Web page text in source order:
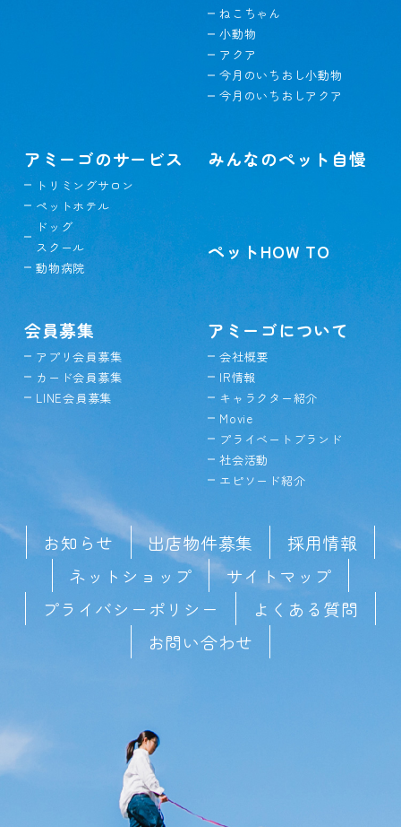
ねこちゃん
小動物
アクア
今月のいちおし小動物
今月のいちおしアクア
アミーゴのサービス
トリミングサロン
ペットホテル
ドッグ
スクール
動物病院
みんなのペット自慢
ペットHOW TO
会員募集
アプリ会員募集
カード会員募集
LINE会員募集
アミーゴについて
会社概要
IR情報
キャラクター紹介
Movie
プライベートブランド
社会活動
エピソード紹介
お知らせ 出店物件募集
採用情報
ネットショップ
サイトマップ
プライバシーポリシー
よくある質問
お問い合わせ